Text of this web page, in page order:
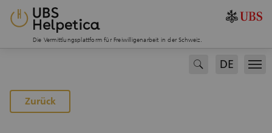
Die Vermittlungsplattform für Freiwilligenarbeit in der Schweiz.
search DE
Zurück